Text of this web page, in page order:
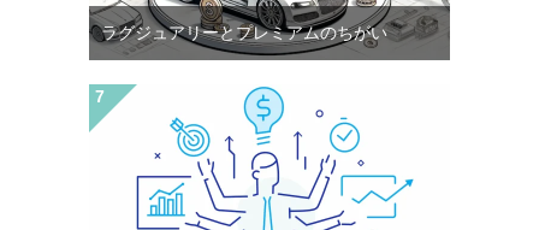
ラグジュアリーとプレミアムのちがい